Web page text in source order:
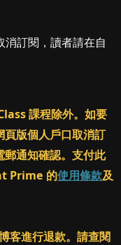
消訂閱，讀者請在自
課程除外。如要
頁版個人戶口取消訂
郵通知確認。支付此
Prime 的使用條款及
進行退款。請查閱